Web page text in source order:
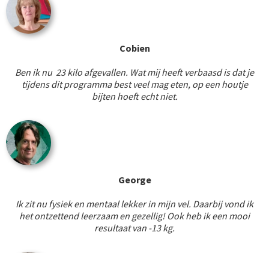
Cobien
Ben ik nu 23 kilo afgevallen. Wat mij heeft verbaasd is dat je
tijdens dit programma best veel mag eten, op een houtje
bijten hoeft echt niet.
George
Ik zit nu fysiek en mentaal lekker in mijn vel. Daarbij vond ik
het ontzettend leerzaam en gezellig! Ook heb ik een mooi
resultaat van -13 kg.